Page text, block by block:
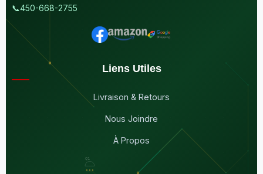
📞450-668-2755
Liens Utiles
Livraison & Retours
Nous Joindre
À Propos